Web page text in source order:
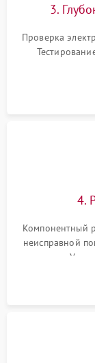
3.
Проверка
жерновов
4.
Компонентный
неисправной
жерновов.
ring) и